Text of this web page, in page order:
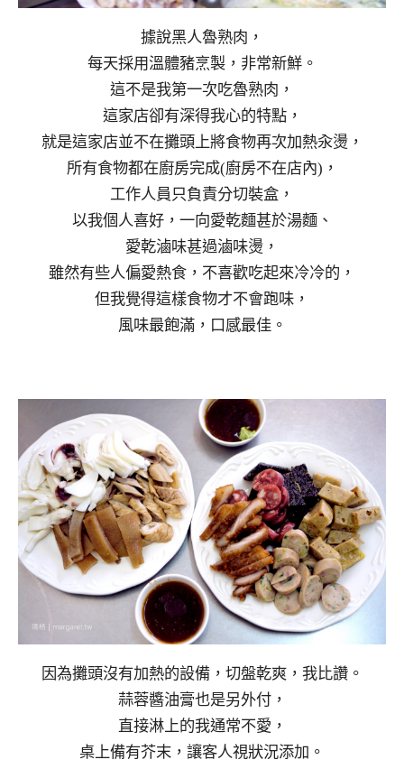
據說黑人魯熟肉，
每天採用溫體豬烹製，非常新鮮。
這不是我第一次吃魯熟肉，
這家店卻有深得我心的特點，
就是這家店並不在攤頭上將食物再次加熱汆燙，
所有食物都在廚房完成(廚房不在店內)，
工作人員只負責分切裝盒，
以我個人喜好，一向愛乾麵甚於湯麵、
愛乾滷味甚過滷味燙，
雖然有些人偏愛熱食，不喜歡吃起來冷冷的，
但我覺得這樣食物才不會跑味，
風味最飽滿，口感最佳。
因為攤頭沒有加熱的設備，切盤乾爽，我比讚。
蒜蓉醬油膏也是另外付，
直接淋上的我通常不愛，
桌上備有芥末，讓客人視狀況添加。